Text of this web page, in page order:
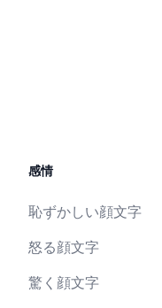
感情
恥ずかしい顔文字
怒る顔文字
驚く顔文字